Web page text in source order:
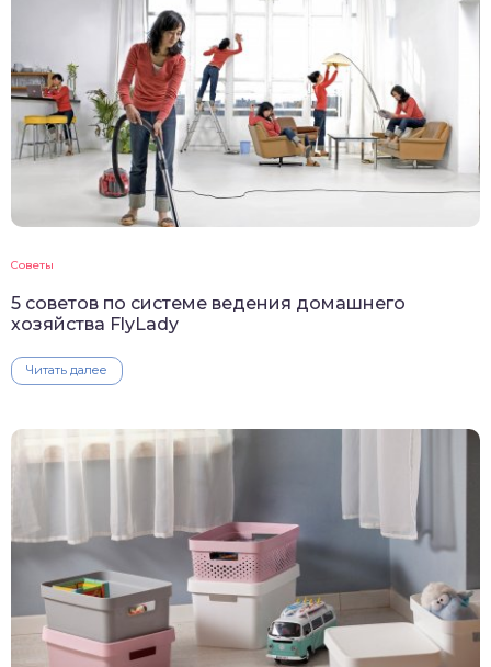
Советы
5 советов по системе ведения домашнего
хозяйства FlyLady
Читать далее